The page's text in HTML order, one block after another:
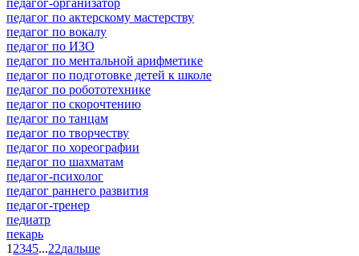
педагог по актерскому мастерству
педагог по вокалу
педагог по ИЗО
педагог по ментальной арифметике
педагог по подготовке детей к школе
педагог по робототехнике
педагог по скорочтению
педагог по танцам
педагог по творчеству
педагог по хореографии
педагог по шахматам
педагог-психолог
педагог раннего развития
педагог-тренер
педиатр
пекарь
1 2345...22дальше